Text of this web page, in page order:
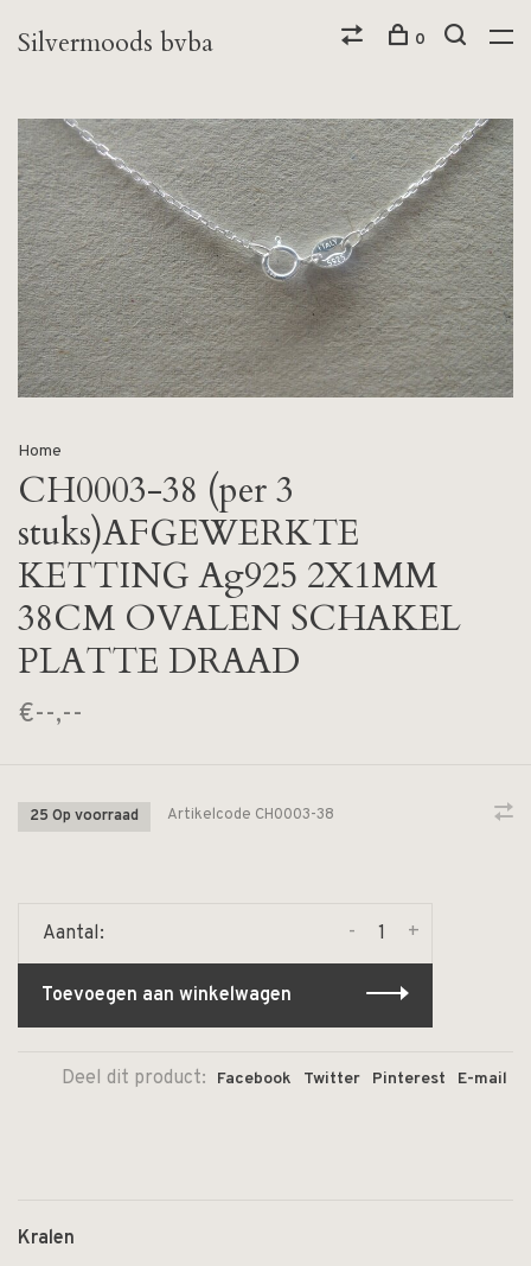
Silvermoods bvba 0
Home
CH0003-38 (per 3
stuks)AFGEWERKTE
KETTING Ag925 2X1MM
38CM OVALEN SCHAKEL
PLATTE DRAAD
€--,--
25 Op voorraad Artikelcode CH0003-38
Aantal: +
-
Toevoegen aan winkelwagen
Deel dit product: Facebook Twitter Pinterest E-mail
Kralen